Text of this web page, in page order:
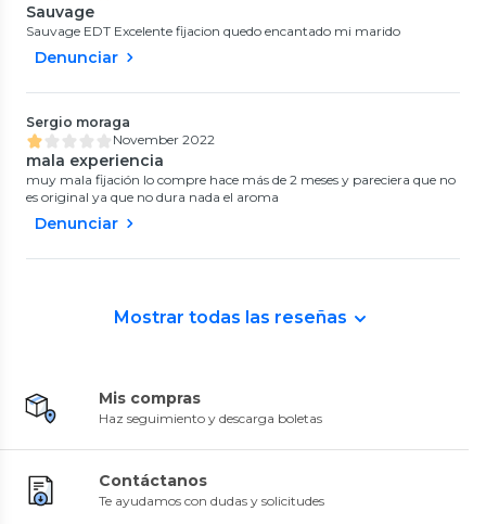
Sauvage
Sauvage EDT Excelente fijacion quedo encantado mi marido
Denunciar
Sergio moraga
November 2022
mala experiencia
muy mala fijación lo compre hace más de 2 meses y pareciera que no
es original ya que no dura nada el aroma
Denunciar
Mostrar todas las reseñas
Mis compras
Haz seguimiento y descarga boletas
Contáctanos
Te ayudamos con dudas y solicitudes